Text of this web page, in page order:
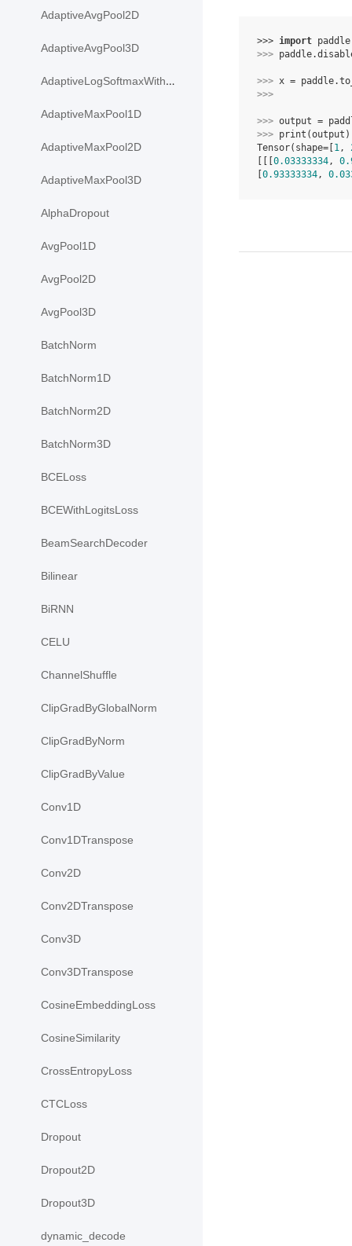
AdaptiveAvgPool2D
AdaptiveAvgPool3D
AdaptiveLogSoftmaxWithLoss
AdaptiveMaxPool1D
AdaptiveMaxPool2D
AdaptiveMaxPool3D
AlphaDropout
AvgPool1D
AvgPool2D
AvgPool3D
BatchNorm
BatchNorm1D
BatchNorm2D
BatchNorm3D
BCELoss
BCEWithLogitsLoss
BeamSearchDecoder
Bilinear
BiRNN
CELU
ChannelShuffle
ClipGradByGlobalNorm
ClipGradByNorm
ClipGradByValue
Conv1D
Conv1DTranspose
Conv2D
Conv2DTranspose
Conv3D
Conv3DTranspose
CosineEmbeddingLoss
CosineSimilarity
CrossEntropyLoss
CTCLoss
Dropout
Dropout2D
Dropout3D
dynamic_decode
>>> import paddle
>>> paddle.
>>> x = paddle.
>>>
>>> output =
>>> print (output )
Tensor(shape=[ 1,
0.03333334,
0.93333334,